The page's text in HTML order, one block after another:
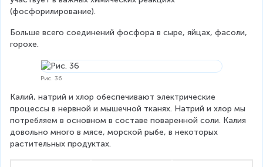
(фосфорилирование).
Больше всего соединений фосфора в сыре, яйцах, фасоли,
горохе.
Рис. 36
Калий, натрий и хлор обеспечивают электрические
процессы в нервной и мышечной тканях. Натрий и хлор мы
потребляем в основном в составе поваренной соли. Калия
довольно много в мясе, морской рыбе, в некоторых
растительных продуктах.